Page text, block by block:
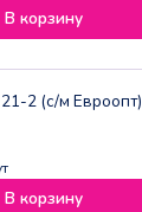
В корзину
2 (с/м Евроопт)
В корзину